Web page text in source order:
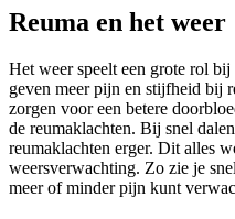
Reuma en het weer
Het weer speelt een grote rol
geven meer pijn en stijfheid bij
zorgen voor een betere
de reumaklachten. Bij snel
reumaklachten erger. Dit alles
weersverwachting. Zo zie je
meer of minder pijn kunt